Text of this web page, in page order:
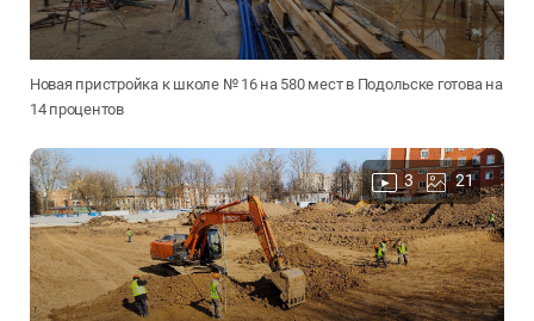
Новая пристройка к школе № 16 на 580 мест в Подольске готова на
14 процентов
3 21